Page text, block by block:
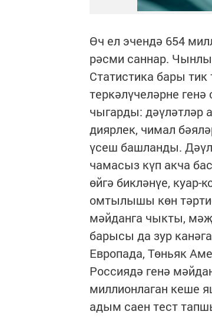
Өч ел эчендә 654
рәсми саннар.
Статистика бары
теркәлүчеләрне
чыгарды: дәүләтләр
диярлек, чимал
үсеш башланды.
чамасыз күп акча
өйгә бикләнүе, куар-
омтылышы көн
мәйданга чыкты,
барысы да зур
Европада, Төньяк
Россиядә генә
миллионлаган кеше
адым саен тест